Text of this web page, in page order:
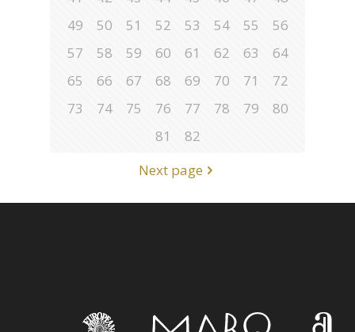
49
50 51 52 53 54 55
56
57
58 59 60 61 62 63
64
65
66 67 68 69 70 71
72
73
74 75 76 77 78 79
80
81
82
Next page